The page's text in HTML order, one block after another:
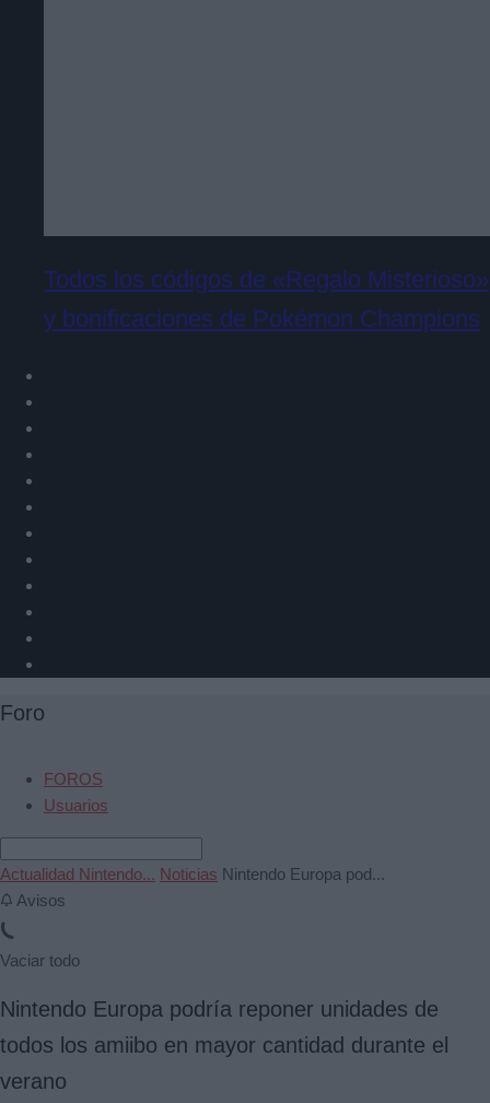
Todos los códigos de «Regalo Misterioso»
y bonificaciones de Pokémon Champions
Foro
FOROS
Usuarios
Actualidad Nintendo... Noticias Nintendo Europa pod...
Avisos
Vaciar todo
Nintendo Europa podría reponer unidades de
todos los amiibo en mayor cantidad durante el
verano